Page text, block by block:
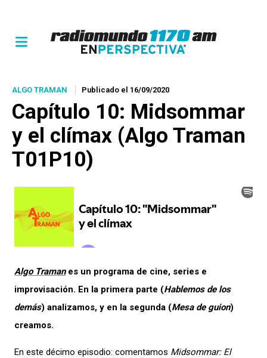
ALGO TRAMAN Publicado el 16/09/2020
Capítulo 10: Midsommar
y el clímax (Algo Traman
T01P10)
Algo Tramanes un programa de cine, series e
improvisación. En la primera parte (Hablemos de los
demás) analizamos, y en la segunda (Mesa de guion)
creamos.
En este décimo episodio: comentamos Midsommar: El